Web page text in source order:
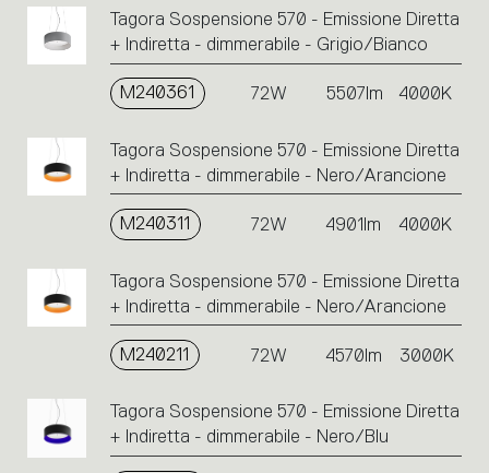
Tagora Sospensione 570 - Emissione Diretta
+ Indiretta - dimmerabile - Grigio/Bianco
M240361 72W 5507lm 4000K
Tagora Sospensione 570 - Emissione Diretta
+ Indiretta - dimmerabile - Nero/Arancione
M240311 72W 4901lm 4000K
Tagora Sospensione 570 - Emissione Diretta
+ Indiretta - dimmerabile - Nero/Arancione
M240211 72W 4570lm 3000K
Tagora Sospensione 570 - Emissione Diretta
+ Indiretta - dimmerabile - Nero/Blu